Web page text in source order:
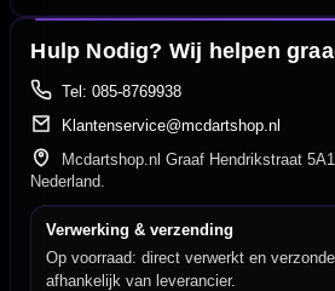
Hulp Nodig? Wij helpen
Tel: 085-8769938
Klantenservice@mcdartshop.nl
Mcdartshop.nl Graaf Hendrikstraat
Nederland.
Verwerking & verzending
Op voorraad: direct verwerkt en
afhankelijk van leverancier.